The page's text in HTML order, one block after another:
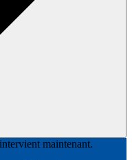
maintenant.